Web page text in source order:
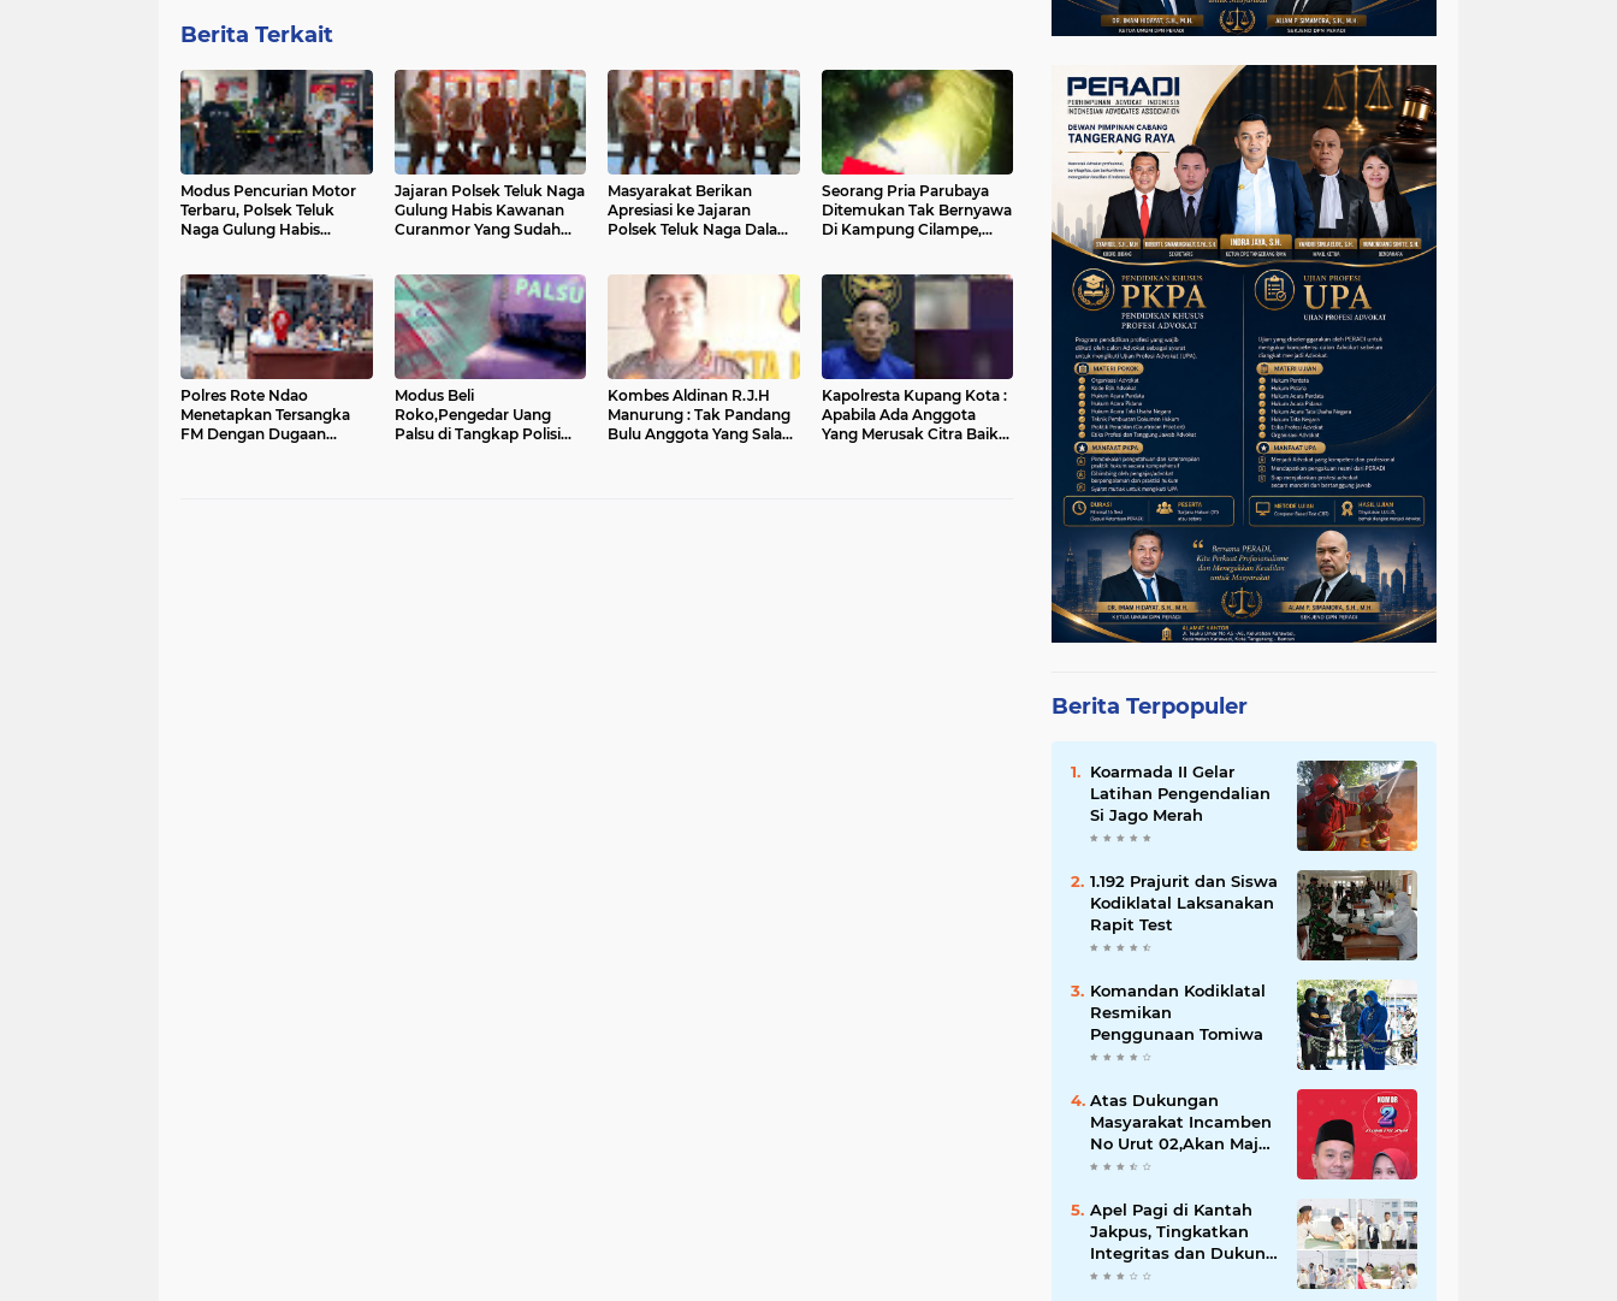
Berita Terkait
Modus Pencurian Motor
Terbaru, Polsek Teluk
Naga Gulung Habis
Jajaran Polsek Teluk Naga
Gulung Habis Kawanan
Curanmor Yang Sudah
Masyarakat Berikan
Apresiasi ke Jajaran
Polsek Teluk Naga Dalam
Seorang Pria Parubaya
Ditemukan Tak Bernyawa
Di Kampung Cilampe,
Polres Rote Ndao
Menetapkan Tersangka
FM Dengan Dugaan
Modus Beli
Roko,Pengedar Uang
Palsu di Tangkap Polisi
Kombes Aldinan R.J.H
Manurung : Tak Pandang
Bulu Anggota Yang Salah
Kapolresta Kupang Kota :
Apabila Ada Anggota
Yang Merusak Citra Baik
Berita Terpopuler
Koarmada II Gelar
Latihan Pengendalian
Si Jago Merah
1.192 Prajurit dan Siswa
Kodiklatal Laksanakan
Rapit Test
Komandan Kodiklatal
Resmikan
Penggunaan Tomiwa
Atas Dukungan
Masyarakat Incamben
No Urut 02,Akan Maju
Untuk Memajukan
Apel Pagi di Kantah
Jakpus, Tingkatkan
Integritas dan Dukung
WBK